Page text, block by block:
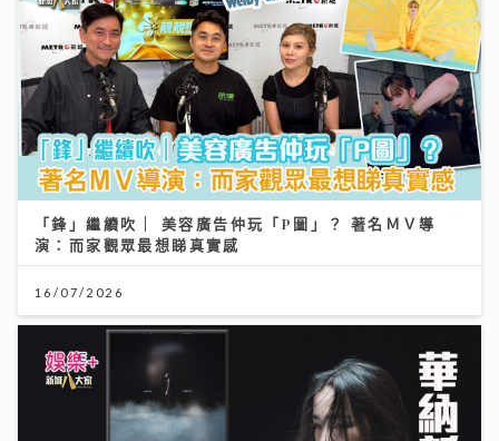
「鋒」繼續吹 | 美容廣告仲玩「P圖」？ 著名ＭＶ導
演：而家觀眾最想睇真實感
16/07/2026